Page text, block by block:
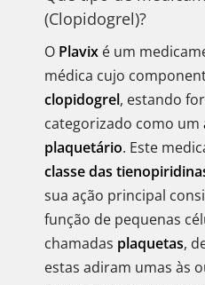
(Clopidogrel)?
O Plavix é um
médica cujo
clopidogrel, estando
categorizado como um
plaquetário. Este
classe das
sua ação principal
função de pequenas
chamadas plaquetas,
estas adiram umas às